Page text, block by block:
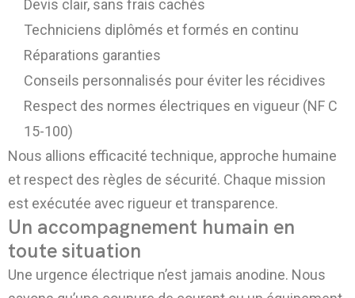
Devis clair, sans frais cachés
Techniciens diplômés et formés en continu
Réparations garanties
Conseils personnalisés pour éviter les récidives
Respect des normes électriques en vigueur (NF C
15-100)
Nous allions efficacité technique, approche humaine
et respect des règles de sécurité. Chaque mission
est exécutée avec rigueur et transparence.
Un accompagnement humain en
toute situation
Une urgence électrique n’est jamais anodine. Nous